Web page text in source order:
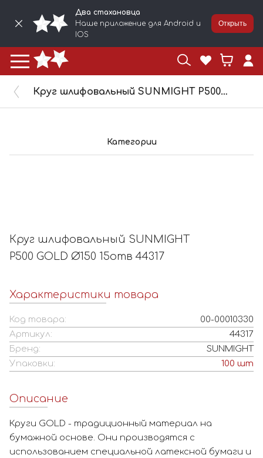
Два стахановца
Наше приложение для Android и
IOS
Открыть
Круг шлифовальный SUNMIGHT P500 GOLD Ø150 15отв 44317
Категории
Круг шлифовальный SUNMIGHT
P500 GOLD Ø150 15отв 44317
Характеристики товара
Код товара:
00-00010330
Артикул:
44317
Бренд:
SUNMIGHT
Упаковки:
100 шт
Описание
Круги GOLD - традиционный материал на
бумажной основе. Они производятся с
использованием специальной латексной бумаги и